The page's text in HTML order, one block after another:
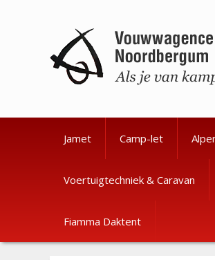
Jamet Camp-let
Voertuigtechniek & Caravan
Fiamma Daktent